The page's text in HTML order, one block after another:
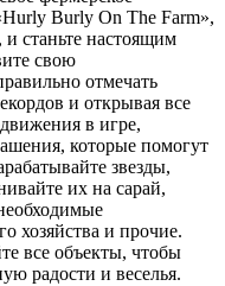
Burly On The Farm»,
станьте настоящим
свою
отмечать
и открывая все
в игре,
которые помогут
звезды,
их на сарай,
хозяйства и прочие.
все объекты, чтобы
радости и веселья.